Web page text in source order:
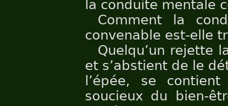
la conduite mentale
Comment la
convenable est-elle
Quelqu’un rejette
et s’abstient de le
l’épée, se
soucieux du bien-